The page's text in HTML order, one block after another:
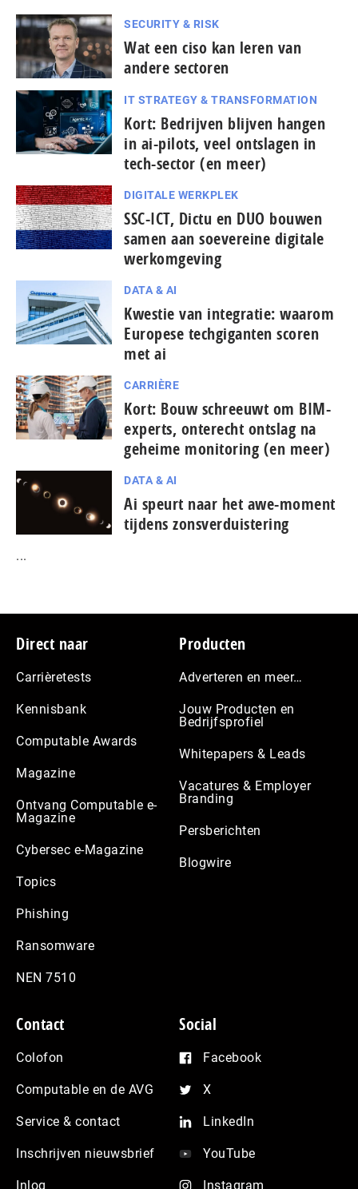
SECURITY & RISK
Wat een ciso kan leren van
andere sectoren
IT STRATEGY & TRANSFORMATION
Kort: Bedrijven blijven hangen
in ai-pilots, veel ontslagen in
tech-sector (en meer)
DIGITALE WERKPLEK
SSC-ICT, Dictu en DUO bouwen
samen aan soevereine digitale
werkomgeving
DATA & AI
Kwestie van integratie: waarom
Europese tech­gi­gan­ten scoren
met ai
CARRIÈRE
Kort: Bouw schreeuwt om BIM-
experts, onterecht ontslag na
geheime monitoring (en meer)
DATA & AI
Ai speurt naar het awe-moment
tijdens zonsverduistering
...
Footer
Direct naar
Carrièretests
Kennisbank
Computable Awards
Magazine
Ontvang Computable e-
Magazine
Cybersec e-Magazine
Topics
Phishing
Ransomware
NEN 7510
Producten
Adverteren en meer…
Jouw Producten en
Bedrijfsprofiel
Whitepapers & Leads
Vacatures & Employer
Branding
Persberichten
Blogwire
Contact
Colofon
Computable en de AVG
Service & contact
Inschrijven nieuwsbrief
Inlog
Social
Facebook
X
LinkedIn
YouTube
Instagram